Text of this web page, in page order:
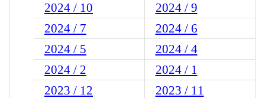
2024 / 10
2024 / 9
2024 / 7
2024 / 6
2024 / 5
2024 / 4
2024 / 2
2024 / 1
2023 / 12
2023 / 11